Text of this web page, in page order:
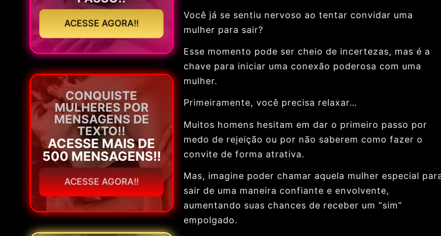
ACESSE AGORA!!
CONQUISTE
MULHERES POR
MENSAGENS DE
TEXTO!!
ACESSE MAIS DE
500 MENSAGENS!!
ACESSE AGORA!!
Você já se sentiu nervoso ao tentar convidar uma
mulher para sair?
Esse momento pode ser cheio de incertezas, mas é a
chave para iniciar uma conexão poderosa com uma
mulher.
Primeiramente, você precisa relaxar…
Muitos homens hesitam em dar o primeiro passo por
medo de rejeição ou por não saberem como fazer o
convite de forma atrativa.
Mas, imagine poder chamar aquela mulher especial
sair de uma maneira confiante e envolvente,
aumentando suas chances de receber um “sim”
empolgado.